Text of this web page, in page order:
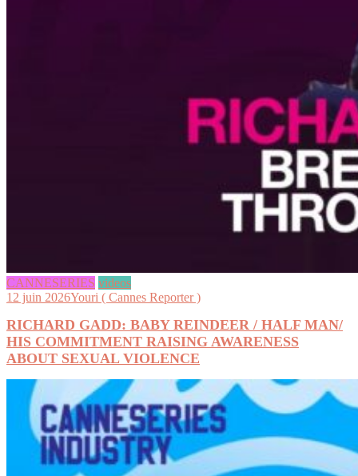
CANNESERIES videos
12 juin 2026Youri ( Cannes Reporter )
RICHARD GADD: BABY REINDEER / HALF MAN/
HIS COMMITMENT RAISING AWARENESS
ABOUT SEXUAL VIOLENCE